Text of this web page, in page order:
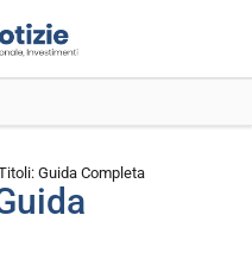
Guida Completa